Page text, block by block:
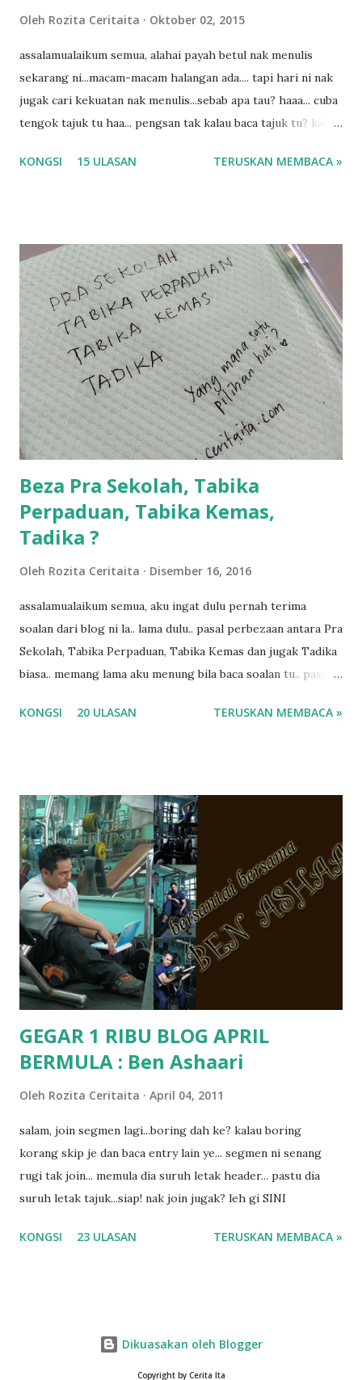
Oleh Rozita Ceritaita Oktober 02, 2015
assalamualaikum semua, alahai payah betul nak menulis
sekarang ni...macam-macam halangan ada.... tapi hari ni nak
jugak cari kekuatan nak menulis...sebab apa tau? haaa... cuba
tengok tajuk tu haa... pengsan tak kalau baca tajuk tu? kalau
tau? yang sebut tu anak aku....diulangi ANAK AKU ....adoiiii
balik keja aku ajak la shah singgah Giant beli barang
sikit...dalam perjalanan dari dalam kereta tu biasalah kan
kami memang akan pimpin anak-anak jalan sampai masuk
dalam... dan kebiasanya bagi anak 4 macam kami ni bahagi-
bahagi lah siapa nak pimpin siapa... dan biasanya aku akan
dukung adik hadi sambil pimpin kakak husna... yang abg
ngah dengan abg long terserah pada shah la pulak.. tapi
kalau ikut anak-anak semua nak ummi pimpin... ajer rebeh
ba...
KONGSI 15 ULASAN TERUSKAN MEMBACA »
Beza Pra Sekolah, Tabika
Perpaduan, Tabika Kemas,
Tadika ?
Oleh Rozita Ceritaita Disember 16, 2016
assalamualaikum semua, aku ingat dulu pernah terima
soalan dari blog ni la.. lama dulu.. pasal perbezaan antara Pra
Sekolah, Tabika Perpaduan, Tabika Kemas dan jugak Tadika
biasa.. memang lama aku menung bila baca soalan tu.. pasal
ko.. masa tu aku baru je ada anak sorang dan aku hentam je
tanya sapa-sapa pun masa tu.. bila fikir-fikirkan balik terasa
jugak masa alahai teruknya kami sebagai ibubapa.. dan kami
terasa jugak semakin teruk bila abg long dah masuk 2 tahun
kat salah satu tadika swasta ni.. tapi nampaknya kenal huruf
pun tak tau.. pengsan aku bila ingat balik.. aku mula fikir
mungkin sebab abg long sendiri jenis budak yang ada
masalah dyslexia.. tapi minor la.. nanti la aku cerita pasal
dyslexia tu.. lepas tu kami buat keputusan pu...
KONGSI 20 ULASAN TERUSKAN MEMBACA »
GEGAR 1 RIBU BLOG APRIL
BERMULA : Ben Ashaari
Oleh Rozita Ceritaita April 04, 2011
salam, join segmen lagi...boring dah ke? kalau boring
korang skip je dan baca entry lain ye... segmen ni senang
rugi tak join... memula dia suruh letak header... pastu dia
suruh letak tajuk...siap! nak join jugak? leh gi SINI
KONGSI 23 ULASAN TERUSKAN MEMBACA »
Dikuasakan oleh Blogger
Copyright by Cerita Ita